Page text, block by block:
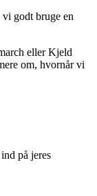
godt bruge en
eller Kjeld
om, hvornår vi
på jeres